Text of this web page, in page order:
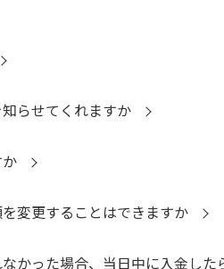
らせてくれますか
変更することはできますか
かった場合、当日中に入金した